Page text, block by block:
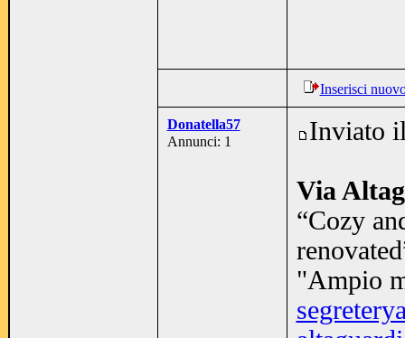
Inserisci
Donatella57
Annunci: 1
Inviato
Via
“Cozy
"Ampio